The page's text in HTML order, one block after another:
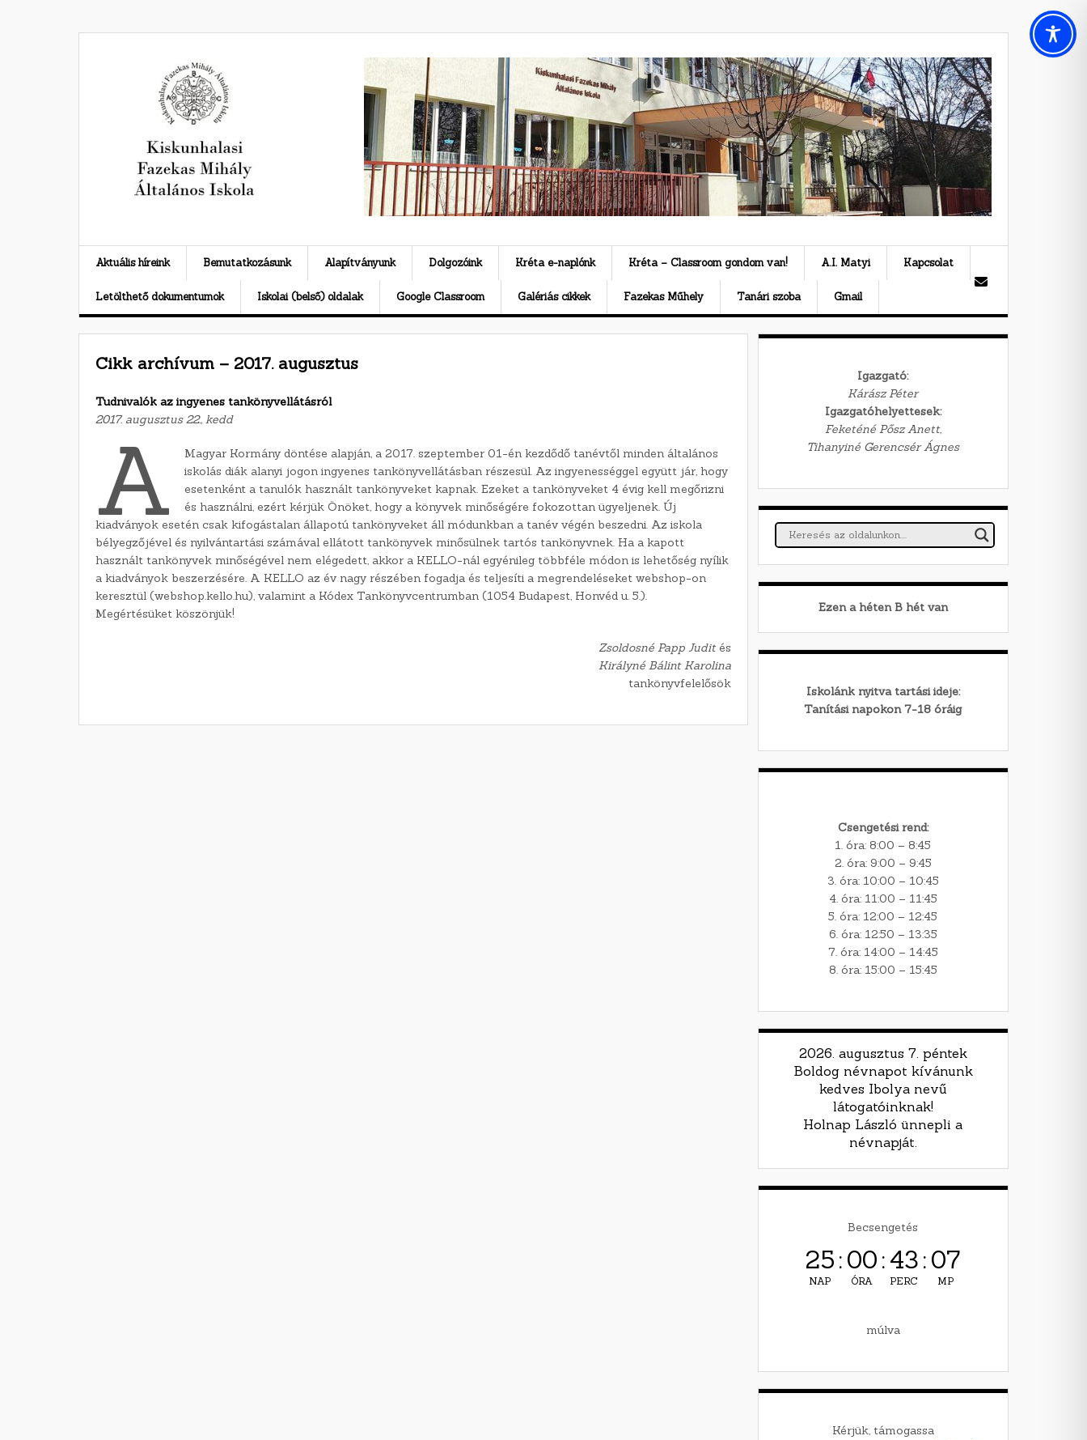
Aktuális híreink Bemutatkozásunk Alapítványunk Dolgozóink Kréta e-naplónk Kréta – Classroom gondom van! A.I. Matyi Kapcsolat
Letölthető dokumentumok Iskolai (belső) oldalak Google Classroom Galériás cikkek Fazekas Műhely Tanári szoba Gmail
Cikk archívum – 2017. augusztus
Tudnivalók az ingyenes tankönyvellátásról
2017. augusztus 22., kedd
A
Magyar Kormány döntése alapján, a 2017. szeptember 01-én kezdődő tanévtől minden általános
iskolás diák alanyi jogon ingyenes tankönyvellátásban részesül. Az ingyenességgel együtt jár, hogy
esetenként a tanulók használt tankönyveket kapnak. Ezeket a tankönyveket 4 évig kell megőrizni
és használni, ezért kérjük Önöket, hogy a könyvek minőségére fokozottan ügyeljenek. Új
kiadványok esetén csak kifogástalan állapotú tankönyveket áll módunkban a tanév végén beszedni. Az iskola
bélyegzőjével és nyilvántartási számával ellátott tankönyvek minősülnek tartós tankönyvnek. Ha a kapott
használt tankönyvek minőségével nem elégedett, akkor a KELLO-nál egyénileg többféle módon is lehetőség nyílik
a kiadványok beszerzésére. A KELLO az év nagy részében fogadja és teljesíti a megrendeléseket webshop-on
keresztül (webshop.kello.hu), valamint a Kódex Tankönyvcentrumban (1054 Budapest, Honvéd u. 5.).
Megértésüket köszönjük!
Zsoldosné Papp Judités
Királyné Bálint Karolina
tankönyvfelelősök
Igazgató:
Kárász Péter
Igazgatóhelyettesek:
Feketéné Pősz Anett,
Tihanyiné Gerencsér Ágnes
Ezen a héten Bhét van
Iskolánk nyitva tartási ideje:
Tanítási napokon 7-18 óráig
Csengetési rend:
1. óra: 8:00 – 8:45
2. óra: 9:00 – 9:45
3. óra: 10:00 – 10:45
4. óra: 11:00 – 11:45
5. óra: 12:00 – 12:45
6. óra: 12:50 – 13:35
7. óra: 14:00 – 14:45
8. óra: 15:00 – 15:45
2026. augusztus 7. péntek
Boldog névnapot kívánunk
kedves Ibolya nevű
látogatóinknak!
Holnap László ünnepli a
névnapját.
Becsengetés
25
NAP
:00
ÓRA
:43
PERC
:06
MP
múlva
Kérjük, támogassa